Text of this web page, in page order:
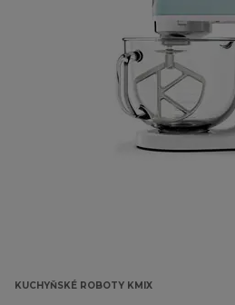
KUCHYŇSKÉ ROBOTY KMIX